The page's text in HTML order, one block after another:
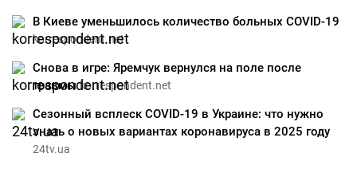
В Киеве уменьшилось количество больных COVID-19
korrespondent.net
Снова в игре: Яремчук вернулся на поле после
травмыkorrespondent.net
Сезонный всплеск COVID-19 в Украине: что нужно
знать о новых вариантах коронавируса в 2025 году
24tv.ua